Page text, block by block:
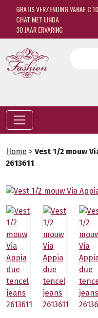
GRATIS VERZENDING VANAF €
CHAT MET LINDA
30 JAAR ERVARING
Home > Vest 1/2 mouw
2613611